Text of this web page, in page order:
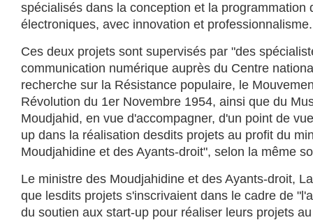
spécialisés dans la conception et la programmation
électroniques, avec innovation et professionnalisme.
Ces deux projets sont supervisés par "des
communication numérique auprès du Centre
recherche sur la Résistance populaire, le
Révolution du 1er Novembre 1954, ainsi que du
Moudjahid, en vue d'accompagner, d'un point de
up dans la réalisation desdits projets au profit du
Moudjahidine et des Ayants-droit", selon la même
Le ministre des Moudjahidine et des Ayants-droit,
que lesdits projets s'inscrivaient dans le cadre de
du soutien aux start-up pour réaliser leurs projets